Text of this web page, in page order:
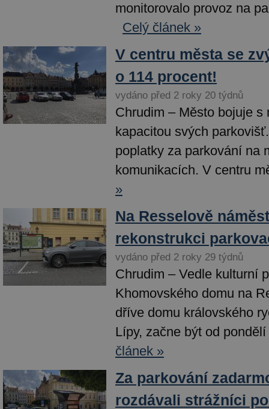
monitorovalo provoz na
Celý článek »
V centru města se
o 114 procent!
vydáno před 2 roky 20 týdnů
Chrudim – Město bojuje s
kapacitou svých
poplatky za parkování na
komunikacích. V centru
»
Na Resselově
rekonstrukci
vydáno před 2 roky 29 týdnů
Chrudim – Vedle kulturní
Khomovského domu na
dříve domu královského
Lípy, začne být od
článek »
Za parkování
rozdávali strážníci